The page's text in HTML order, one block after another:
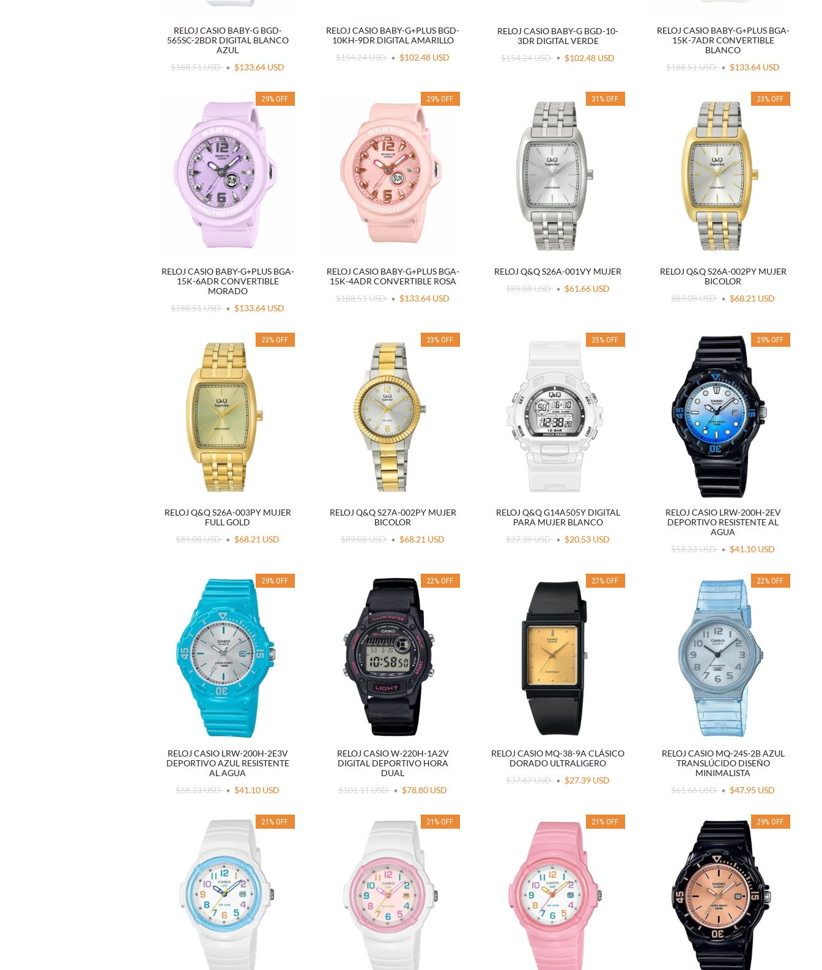
RELOJ CASIO BABY-G BGD-
565SC-2BDR DIGITAL BLANCO
AZUL
$188.51 USD
$133.64 USD
RELOJ CASIO BABY-G+PLUS BGD-
10KH-9DR DIGITAL AMARILLO
$154.24 USD
$102.48 USD
RELOJ CASIO BABY-G BGD-10-
3DR DIGITAL VERDE
$154.24 USD
$102.48 USD
RELOJ CASIO BABY-G+PLUS BGA-
15K-7ADR CONVERTIBLE
BLANCO
$188.51 USD
$133.64 USD
29% OFF
RELOJ CASIO BABY-G+PLUS BGA-
15K-6ADR CONVERTIBLE
MORADO
$188.51 USD
$133.64 USD
29% OFF
RELOJ CASIO BABY-G+PLUS BGA-
15K-4ADR CONVERTIBLE ROSA
$188.51 USD
$133.64 USD
31 % OFF
RELOJ Q&Q S26A-001VY MUJER
$89.08 USD
$61.66 USD
23% OFF
RELOJ Q&Q S26A-002PY MUJER
BICOLOR
$89.08 USD
$68.21 USD
23% OFF
RELOJ Q&Q S26A-003PY MUJER
FULL GOLD
$89.08 USD
$68.21 USD
23% OFF
RELOJ Q&Q S27A-002PY MUJER
BICOLOR
$89.08 USD
$68.21 USD
25% OFF
RELOJ Q&Q G14A505Y DIGITAL
PARA MUJER BLANCO
$27.39 USD
$20.53 USD
29% OFF
RELOJ CASIO LRW-200H-2EV
DEPORTIVO RESISTENTE AL
AGUA
$58.23 USD
$41.10 USD
29% OFF
RELOJ CASIO LRW-200H-2E3V
DEPORTIVO AZUL RESISTENTE
AL AGUA
$58.23 USD
$41.10 USD
22% OFF
RELOJ CASIO W-220H-1A2V
DIGITAL DEPORTIVO HORA
DUAL
$101.11 USD
$78.80 USD
27% OFF
RELOJ CASIO MQ-38-9A CLÁSICO
DORADO ULTRALIGERO
$37.67 USD
$27.39 USD
22% OFF
RELOJ CASIO MQ-24S-2B AZUL
TRANSLÚCIDO DISEÑO
MINIMALISTA
$61.66 USD
$47.95 USD
21 % OFF 21 % OFF 21 % OFF 29% OFF